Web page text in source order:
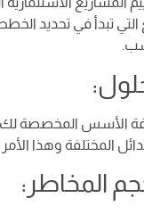
التي تبدأ في تحديد
الأسس المخصصة لك.
المختلفة وهذا
المخاطر: